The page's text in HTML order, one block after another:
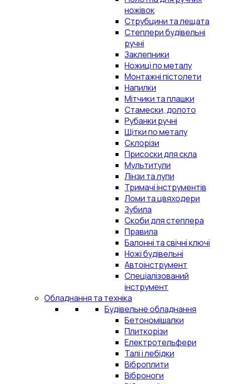
ножівок
Струбцини та лещата
Степлери будівельні
ручні
Заклепники
Ножиці по металу
Монтажні пістолети
Напилки
Мітчики та плашки
Стамески, долото
Рубанки ручні
Щітки по металу
Склорізи
Присоски для скла
Мультитули
Лінзи та лупи
Тримачі інструментів
Ломи та цвяходери
Зубила
Скоби для степлера
Правила
Балонні та свічні ключі
Ножі будівельні
Автоінструмент
Спеціалізований
інструмент
Обладнання та техніка
Будівельне обладнання
Бетономішалки
Плиткорізи
Електротельфери
Талі і лебідки
Віброплити
Віброноги